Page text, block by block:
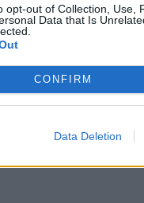
opt-out of Collection, Use,
Data that Is
CONFIRM
Data Deletion
az állami
népszerűbbekké